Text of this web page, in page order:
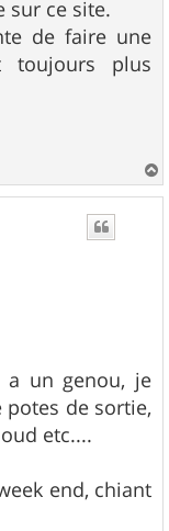
sur ce site.
de faire une
toujours plus
a
a un genou, je
de sortie,
etc....
end, chiant